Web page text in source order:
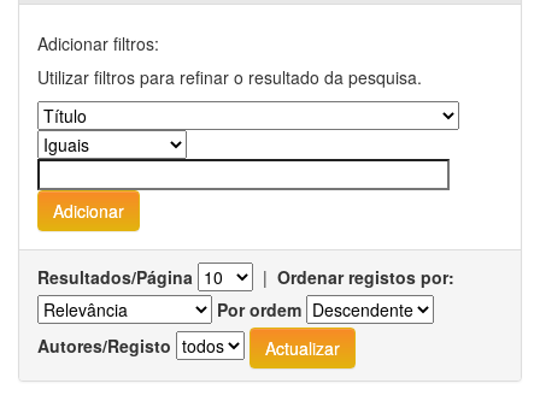
Adicionar filtros:
Utilizar filtros para refinar o resultado da pesquisa.
Resultados/Página | Ordenar registos por:
Por ordem
Autores/Registo